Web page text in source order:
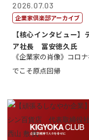
2026.07.03
企業家倶楽部アーカイブ
【核心インタビュー】
ア社長 冨安徳久氏
《企業家の肖像》コロ
でこそ原点回帰